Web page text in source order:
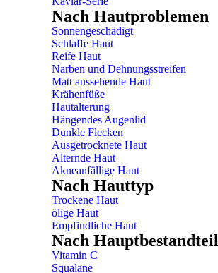
Nach Hautproblemen
Sonnengeschädigt
Schlaffe Haut
Reife Haut
Narben und Dehnungsstreifen
Matt aussehende Haut
Krähenfüße
Hautalterung
Hängendes Augenlid
Dunkle Flecken
Ausgetrocknete Haut
Alternde Haut
Akneanfällige Haut
Nach Hauttyp
Trockene Haut
ölige Haut
Empfindliche Haut
Nach Hauptbestandteil
Vitamin C
Squalane